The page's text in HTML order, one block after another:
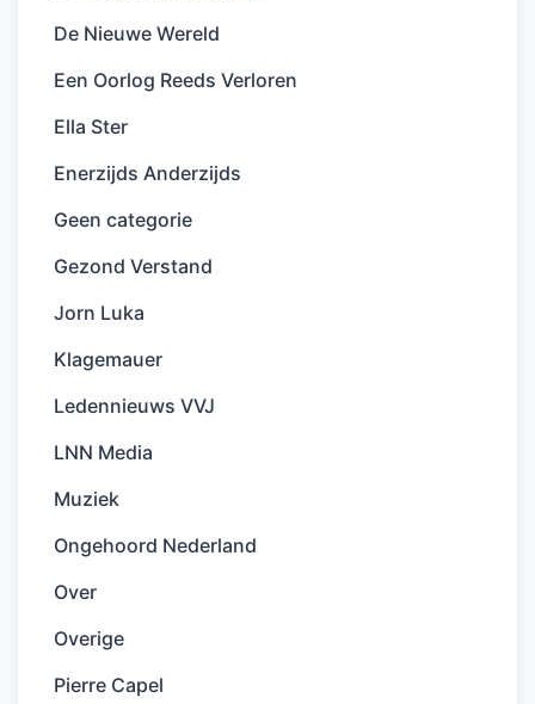
De Nieuwe Wereld
Een Oorlog Reeds Verloren
Ella Ster
Enerzijds Anderzijds
Geen categorie
Gezond Verstand
Jorn Luka
Klagemauer
Ledennieuws VVJ
LNN Media
Muziek
Ongehoord Nederland
Over
Overige
Pierre Capel